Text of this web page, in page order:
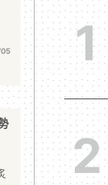
1
2